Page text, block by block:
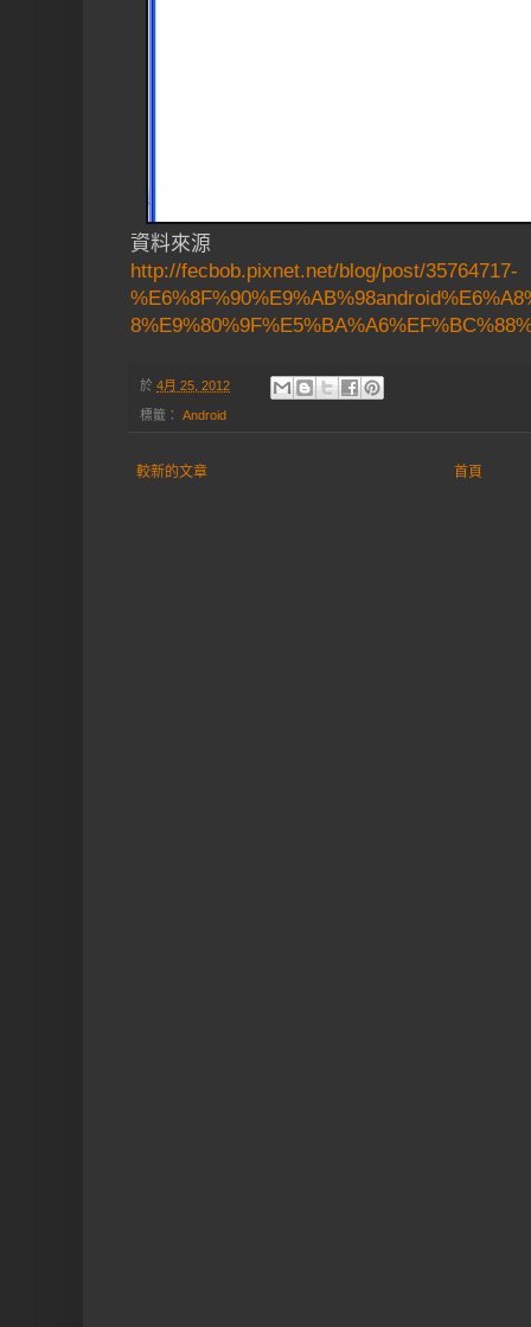
資料來源
http://fecbob.pixnet.net/blog/post/35764717-
於 4月 25, 2012
標籤： Android
較新的文章 首頁